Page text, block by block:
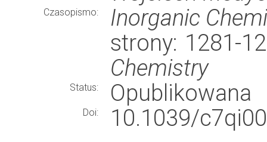
Czasopismo:
Inorganic
strony: 1281-
Chemistry
Status: Opublikowana
Doi:
10.1039/